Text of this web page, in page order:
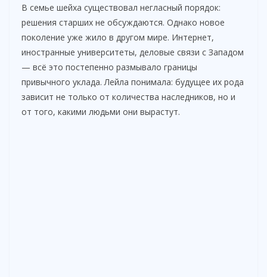
В семье шейха существовал негласный порядок:
решения старших не обсуждаются. Однако новое
поколение уже жило в другом мире. Интернет,
иностранные университеты, деловые связи с Западом
— всё это постепенно размывало границы
привычного уклада. Лейла понимала: будущее их рода
зависит не только от количества наследников, но и
от того, какими людьми они вырастут.